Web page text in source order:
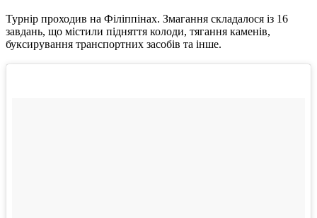
Турнір проходив на Філіппінах. Змагання складалося із 16
завдань, що містили підняття колоди, тягання каменів,
буксирування транспортних засобів та інше.